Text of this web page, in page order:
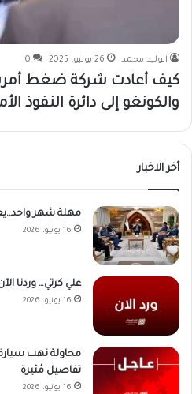
الوليد محمد 26 يوليو، 2025 0
كيف أعادت شركة ضغط
والكونغو إلى دائرة النفوذ
أخر الاخبار
مهلة شهر
16 يونيو، 2026
علي كرتي… وردنا
16 يونيو، 2026
محاولة نهب
تفاصيل مُثيرة
16 يونيو، 2026